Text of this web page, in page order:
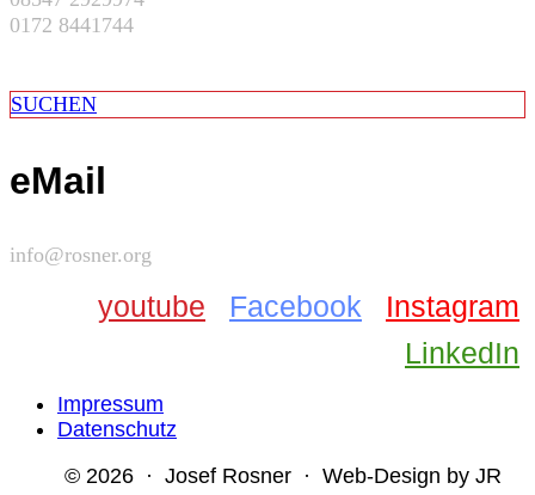
0172 8441744
SUCHEN
eMail
info@rosner.org
youtube Facebook
Instagram
LinkedIn
Impressum
Datenschutz
© 2026 · Josef Rosner · Web-Design by JR